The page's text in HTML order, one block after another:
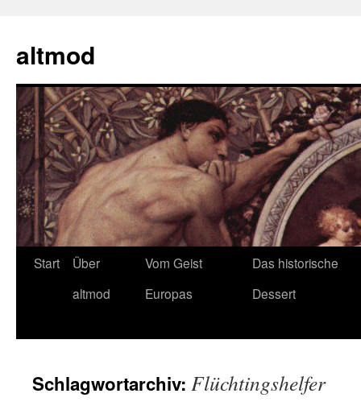
springen
altmod
Start
Über
altmod
Vom Geist
Europas
Das historische
Dessert
Schlagwortarchiv: Flüchtingshelfer